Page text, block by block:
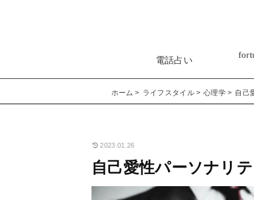
電話占い
ホーム ライフスタイル 心理学 自己
2023.01.26
自己愛性パーソナリ